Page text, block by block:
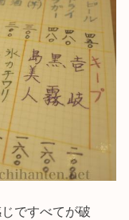
ですべてが破